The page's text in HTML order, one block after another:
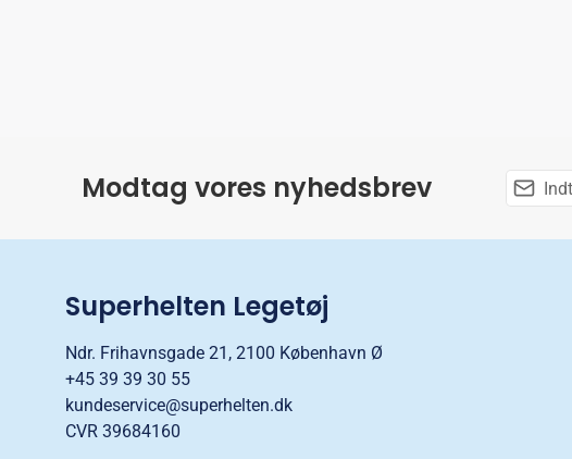
Modtag vores nyhedsbrev
Superhelten Legetøj
Ndr. Frihavnsgade 21, 2100 København Ø
+45 39 39 30 55
kundeservice@superhelten.dk
CVR 39684160